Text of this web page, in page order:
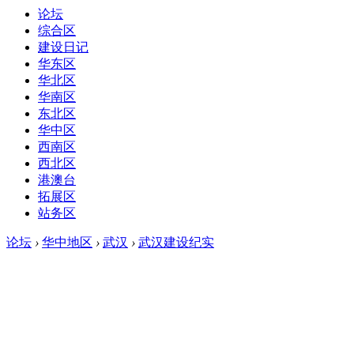
论坛
综合区
建设日记
华东区
华北区
华南区
东北区
华中区
西南区
西北区
港澳台
拓展区
站务区
论坛 › 华中地区 › 武汉 › 武汉建设纪实